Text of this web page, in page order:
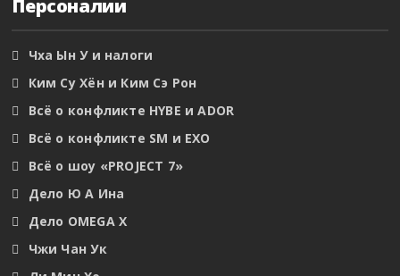
Персоналии
Чха Ын У и налоги
Ким Су Хён и Ким Сэ Рон
Всё о конфликте HYBE и ADOR
Всё о конфликте SM и EXO
Всё о шоу «PROJECT 7»
Дело Ю А Ина
Дело OMEGA X
Чжи Чан Ук